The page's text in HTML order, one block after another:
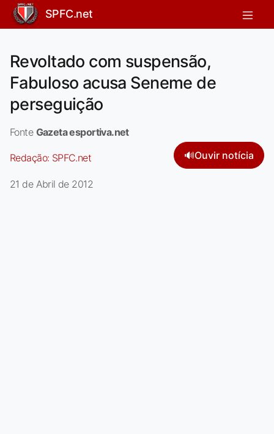
SPFC.net
Revoltado com suspensão,
Fabuloso acusa Seneme de
perseguição
Fonte Gazeta esportiva.net
Redação: SPFC.net 🔊Ouvir notícia
21 de Abril de 2012